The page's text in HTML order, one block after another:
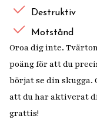
Destruktiv
Motstånd
Oroa dig inte.
poäng för att du
börjat se din skugga.
att du har aktiverat
grattis!